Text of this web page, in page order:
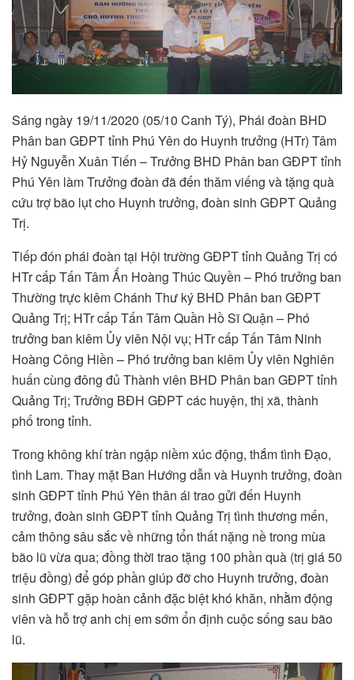
Sáng ngày 19/11/2020 (05/10 Canh Tý), Phái đoàn BHD
Phân ban GĐPT tỉnh Phú Yên do Huynh trưởng (HTr) Tâm
Hỷ Nguyễn Xuân Tiến – Trưởng BHD Phân ban GĐPT tỉnh
Phú Yên làm Trưởng đoàn đã đến thăm viếng và tặng quà
cứu trợ bão lụt cho Huynh trưởng, đoàn sinh GĐPT Quảng
Trị.
Tiếp đón phái đoàn tại Hội trường GĐPT tỉnh Quảng Trị có
HTr cấp Tấn Tâm Ấn Hoàng Thúc Quyền – Phó trưởng ban
Thường trực kiêm Chánh Thư ký BHD Phân ban GĐPT
Quảng Trị; HTr cấp Tấn Tâm Quần Hồ Sĩ Quận – Phó
trưởng ban kiêm Ủy viên Nội vụ; HTr cấp Tấn Tâm Ninh
Hoàng Công Hiền – Phó trưởng ban kiêm Ủy viên Nghiên
huấn cùng đông đủ Thành viên BHD Phân ban GĐPT tỉnh
Quảng Trị; Trưởng BĐH GĐPT các huyện, thị xã, thành
phố trong tỉnh.
Trong không khí tràn ngập niềm xúc động, thắm tình Đạo,
tình Lam. Thay mặt Ban Hướng dẫn và Huynh trưởng, đoàn
sinh GĐPT tỉnh Phú Yên thân ái trao gửi đến Huynh
trưởng, đoàn sinh GĐPT tỉnh Quảng Trị tình thương mến,
cảm thông sâu sắc về những tổn thất nặng nề trong mùa
bão lũ vừa qua; đồng thời trao tặng 100 phần quà (trị giá 50
triệu đồng) để góp phần giúp đỡ cho Huynh trưởng, đoàn
sinh GĐPT gặp hoàn cảnh đặc biệt khó khăn, nhằm động
viên và hỗ trợ anh chị em sớm ổn định cuộc sống sau bão
lũ.